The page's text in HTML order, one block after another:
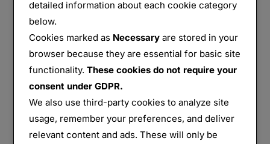
LIRE LA SUITE DE« LA NÉCROPOLE NATIONALE
detailed information about each cookie category
below.
Cookies marked as Necessary are stored in your
browser because they are essential for basic site
functionality.These cookies do not require your
consent under GDPR.
We also use third-party cookies to analyze site
usage, remember your preferences, and deliver
relevant content and ads. These will only be